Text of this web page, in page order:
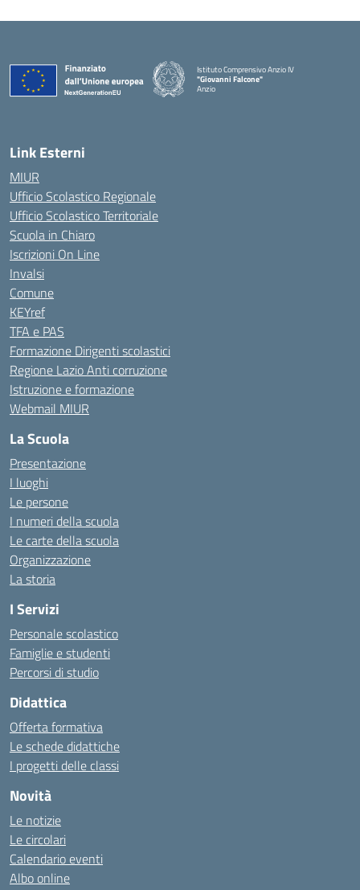
Istituto Comprensivo Anzio IV
"Giovanni Falcone"
Anzio
Link Esterni
MIUR
Ufficio Scolastico Regionale
Ufficio Scolastico Territoriale
Scuola in Chiaro
Iscrizioni On Line
Invalsi
Comune
KEYref
TFA e PAS
Formazione Dirigenti scolastici
Regione Lazio Anti corruzione
Istruzione e formazione
Webmail MIUR
La Scuola
Presentazione
I luoghi
Le persone
I numeri della scuola
Le carte della scuola
Organizzazione
La storia
I Servizi
Personale scolastico
Famiglie e studenti
Percorsi di studio
Didattica
Offerta formativa
Le schede didattiche
I progetti delle classi
Novità
Le notizie
Le circolari
Calendario eventi
Albo online